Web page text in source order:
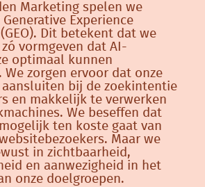
Marketing spelen we
Experience
Dit betekent dat we
vormgeven dat AI-
optimaal kunnen
We zorgen ervoor dat onze
bij de zoekintentie
en makkelijk te verwerken
We beseffen dat
ten koste gaat van
Maar we
in zichtbaarheid,
en aanwezigheid in het
onze doelgroepen.